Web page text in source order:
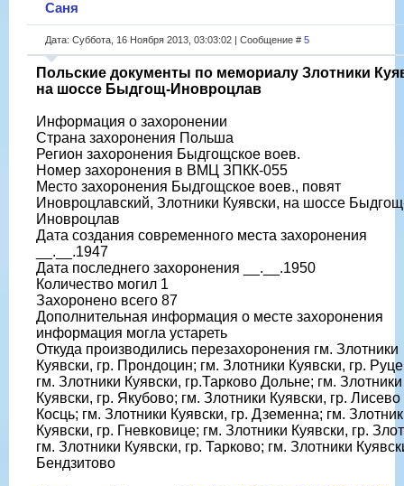
Саня
Дата: Суббота, 16 Ноября 2013, 03:03:02 | Сообщение # 5
Польские документы по мемориалу Злотники
на шоссе Быдгощ-Иновроцлав
Информация о захоронении
Страна захоронения Польша
Регион захоронения Быдгощское воев.
Номер захоронения в ВМЦ ЗПКК-055
Место захоронения Быдгощское воев., повят
Иновроцлавский, Злотники Куявски, на шоссе
Иновроцлав
Дата создания современного места захоронения
__.__.1947
Дата последнего захоронения __.__.1950
Количество могил 1
Захоронено всего 87
Дополнительная информация о месте захоронения
информация могла устареть
Откуда производились перезахоронения гм. Злотники
Куявски, гр. Прондоцин; гм. Злотники Куявски, гр.
гм. Злотники Куявски, гр.Тарково Дольне; гм. Злотники
Куявски, гр. Якубово; гм. Злотники Куявски, гр. Лисево
Косць; гм. Злотники Куявски, гр. Дземенна; гм.
Куявски, гр. Гневковице; гм. Злотники Куявски, гр.
гм. Злотники Куявски, гр. Тарково; гм. Злотники
Бендзитово